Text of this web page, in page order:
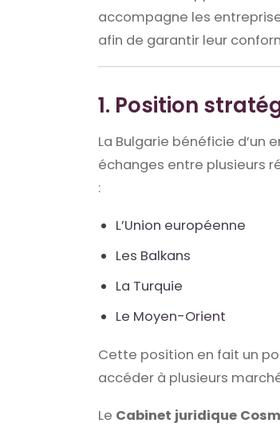
accompagne les
afin de garantir leur
1. Position
La Bulgarie bénéficie
échanges entre plusieurs
:
L’Union européenne
Les Balkans
La Turquie
Le Moyen-Orient
Cette position en fait un
accéder à plusieurs
Le Cabinet juridique